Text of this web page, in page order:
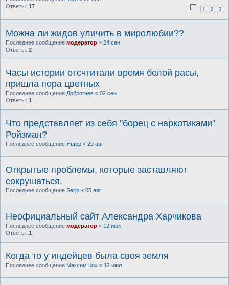
Ответы: 17 1 2 3
Можна ли жидов уличить в миролюбии??
Последнее сообщение модератор « 24 сен
Ответы: 2
Часы истории отсчтитали время белой расы,
пришла пора цветных
Последнее сообщение Доброгнев « 02 сен
Ответы: 1
Что представляет из себя "борец с наркотиками"
Ройзман?
Последнее сообщение Ящер « 29 авг
Открытые проблемы, которые заставляют
сокрушаться.
Последнее сообщение Serjo « 05 авг
Неофициальный сайт Александра Харчикова
Последнее сообщение модератор « 12 июл
Ответы: 1
Когда то у индейцев была своя земля
Последнее сообщение Максим Кох « 12 июл